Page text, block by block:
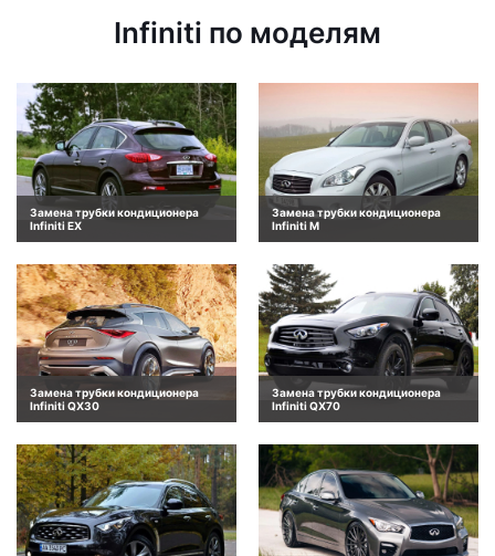
Infiniti по моделям
Замена трубки кондиционера
Infiniti EX
Замена трубки кондиционера
Infiniti M
Замена трубки кондиционера
Infiniti QX30
Замена трубки кондиционера
Infiniti QX70